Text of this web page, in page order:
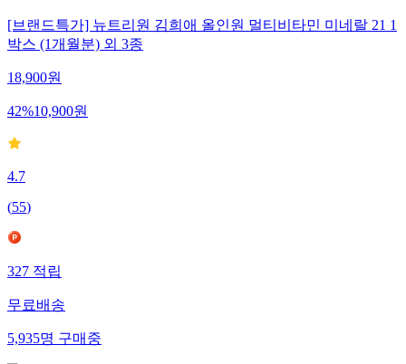
[브랜드특가] 뉴트리원 김희애 올인원 멀티비타민 미네랄 21 1
박스 (1개월분) 외 3종
18,900원
42%10,900원
4.7
(55)
327 적립
무료배송
5,935명 구매중